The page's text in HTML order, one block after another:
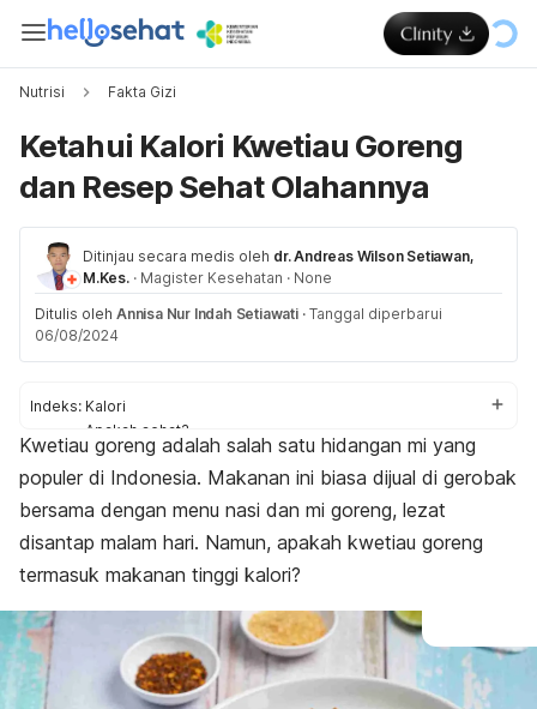
Nutrisi Fakta Gizi
Ketahui Kalori Kwetiau Goreng
dan Resep Sehat Olahannya
Ditinjau secara medis oleh dr. Andreas Wilson Setiawan,
M.Kes. · Magister Kesehatan · None
Ditulis oleh Annisa Nur Indah Setiawati · Tanggal diperbarui
06/08/2024
Indeks: Kalori
Apakah sehat?
Bolehkah untuk diet?
Resep
Kwetiau goreng adalah salah satu hidangan mi yang
populer di Indonesia. Makanan ini biasa dijual di gerobak
bersama dengan menu nasi dan mi goreng, lezat
disantap malam hari. Namun, apakah kwetiau goreng
termasuk makanan tinggi kalori?